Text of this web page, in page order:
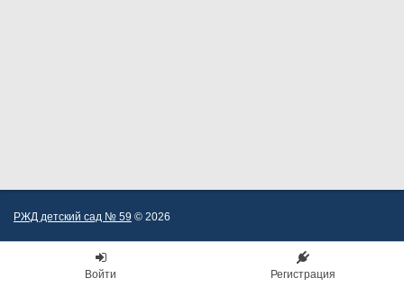
РЖД детский сад № 59 © 2026
Войти Регистрация